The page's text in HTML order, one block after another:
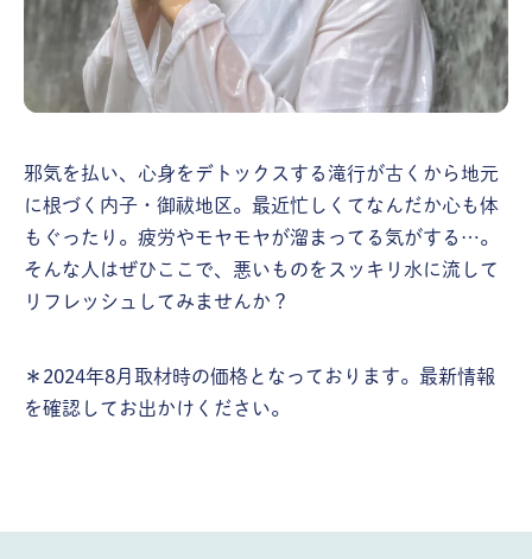
邪気を払い、心身をデトックスする滝行が古くから地元
に根づく内子・御祓地区。最近忙しくてなんだか心も体
もぐったり。疲労やモヤモヤが溜まってる気がする…。
そんな人はぜひここで、悪いものをスッキリ水に流して
リフレッシュしてみませんか？
＊2024年8月取材時の価格となっております。最新情報
を確認してお出かけください。